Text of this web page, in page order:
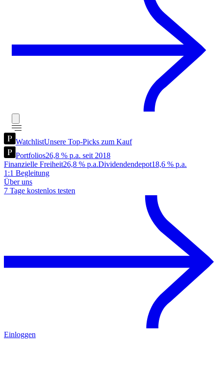
WatchlistUnsere Top-Picks zum Kauf
Portfolios26,8 % p.a. seit 2018
Finanzielle Freiheit26,8 % p.a.Dividendendepot18,6 % p.a.
1:1 Begleitung
Über uns
7 Tage kostenlos testen
Einloggen